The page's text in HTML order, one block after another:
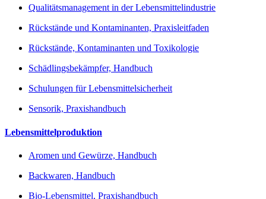
Qualitätsmanagement in der Lebensmittelindustrie
Rückstände und Kontaminanten, Praxisleitfaden
Rückstände, Kontaminanten und Toxikologie
Schädlingsbekämpfer, Handbuch
Schulungen für Lebensmittelsicherheit
Sensorik, Praxishandbuch
Lebensmittelproduktion
Aromen und Gewürze, Handbuch
Backwaren, Handbuch
Bio-Lebensmittel, Praxishandbuch